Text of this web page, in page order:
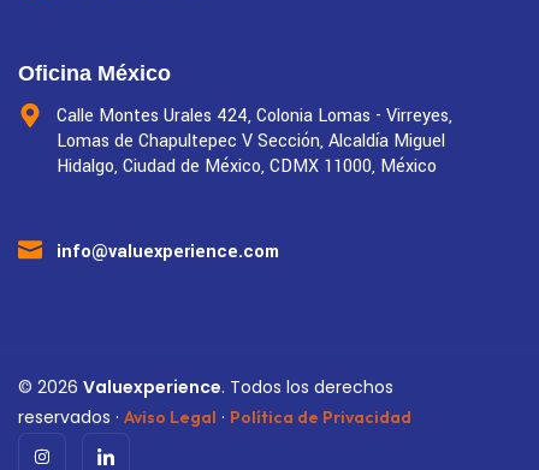
Oficina México
Calle Montes Urales 424, Colonia Lomas - Virreyes,
Lomas de Chapultepec V Sección, Alcaldía Miguel
Hidalgo, Ciudad de México, CDMX 11000, México
info@valuexperience.com
© 2026 Valuexperience. Todos los derechos
reservados · Aviso Legal · Política de Privacidad